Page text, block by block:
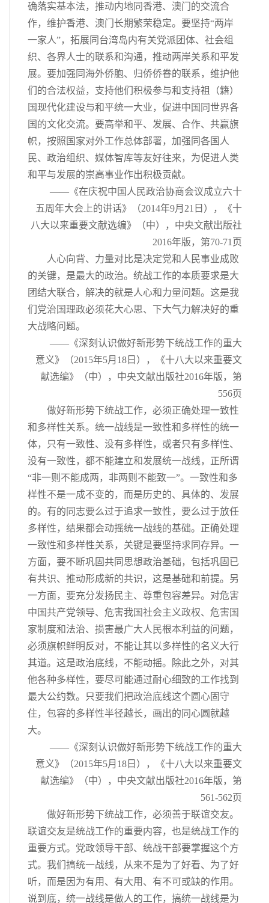
确落实基本法，推动内地同香港、澳门的交流合
作，维护香港、澳门长期繁荣稳定。要坚持“两岸
一家人”，拓展同台湾岛内有关党派团体、社会组
织、各界人士的联系和沟通，推动两岸关系和平发
展。要加强同海外侨胞、归侨侨眷的联系，维护他
们的合法权益，支持他们积极参与和支持祖（籍）
国现代化建设与和平统一大业，促进中国同世界各
国的文化交流。要高举和平、发展、合作、共赢旗
帜，按照国家对外工作总体部署，加强同各国人
民、政治组织、媒体智库等友好往来，为促进人类
和平与发展的崇高事业作出积极贡献。
——《在庆祝中国人民政治协商会议成立六十
五周年大会上的讲话》（2014年9月21日），《十
八大以来重要文献选编》（中），中央文献出版社
2016年版，第70-71页
人心向背、力量对比是决定党和人民事业成败
的关键，是最大的政治。统战工作的本质要求是大
团结大联合，解决的就是人心和力量问题。这是我
们党治国理政必须花大心思、下大气力解决好的重
大战略问题。
——《深刻认识做好新形势下统战工作的重大
意义》（2015年5月18日），《十八大以来重要文
献选编》（中），中央文献出版社2016年版，第
556页
做好新形势下统战工作，必须正确处理一致性
和多样性关系。统一战线是一致性和多样性的统一
体，只有一致性、没有多样性，或者只有多样性、
没有一致性，都不能建立和发展统一战线，正所谓
“非一则不能成两，非两则不能致一”。一致性和多
样性不是一成不变的，而是历史的、具体的、发展
的。有的同志要么过于追求一致性，要么过于放任
多样性，结果都会动摇统一战线的基础。正确处理
一致性和多样性关系，关键是要坚持求同存异。一
方面，要不断巩固共同思想政治基础，包括巩固已
有共识、推动形成新的共识，这是基础和前提。另
一方面，要充分发扬民主、尊重包容差异。对危害
中国共产党领导、危害我国社会主义政权、危害国
家制度和法治、损害最广大人民根本利益的问题，
必须旗帜鲜明反对，不能让其以多样性的名义大行
其道。这是政治底线，不能动摇。除此之外，对其
他各种多样性，要尽可能通过耐心细致的工作找到
最大公约数。只要我们把政治底线这个圆心固守
住，包容的多样性半径越长，画出的同心圆就越
大。
——《深刻认识做好新形势下统战工作的重大
意义》（2015年5月18日），《十八大以来重要文
献选编》（中），中央文献出版社2016年版，第
561-562页
做好新形势下统战工作，必须善于联谊交友。
联谊交友是统战工作的重要内容，也是统战工作的
重要方式。党政领导干部、统战干部要掌握这个方
式。我们搞统一战线，从来不是为了好看、为了好
听，而是因为有用、有大用、有不可或缺的作用。
说到底，统一战线是做人的工作，搞统一战线是为